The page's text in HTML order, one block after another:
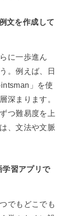
文を作成して
に一歩進ん
。例えば、日
」を使
深まります。
つ難易度を上
、文法や文脈
学習アプリで
でもどこでも